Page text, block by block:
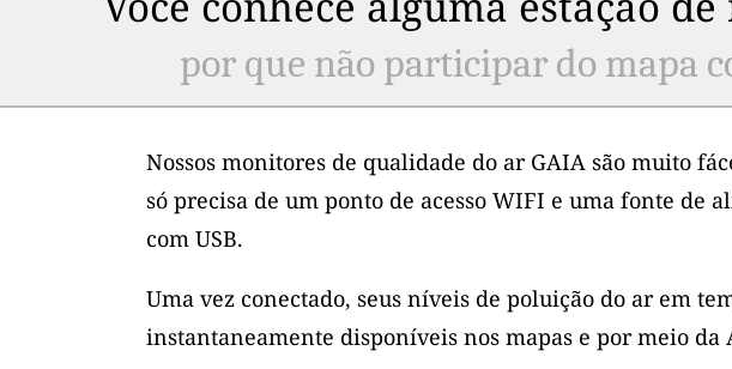
por que não participar do mapa
Nossos monitores de qualidade do ar GAIA são muito
só precisa de um ponto de acesso WIFI e uma fonte de
com USB.
Uma vez conectado, seus níveis de poluição do ar em
instantaneamente disponíveis nos mapas e por meio da